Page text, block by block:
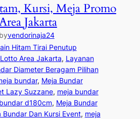
Kursi, Meja Promo
Jakarta
vendorinaja24
Hitam Tirai Penutup
Area Jakarta, Layanan
Diameter Beragam Pilihan
bundar, Meja Bundar
Lazy Suzzane, meja bundar
d180cm, Meja Bundar
Bundar Dan Kursi Event, meja